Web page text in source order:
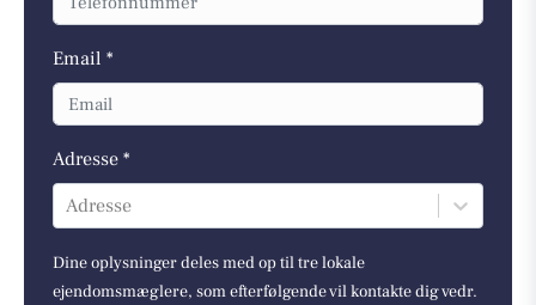
Email *
Adresse *
Adresse
Dine oplysninger deles med op til tre lokale
ejendomsmæglere, som efterfølgende vil kontakte dig vedr.